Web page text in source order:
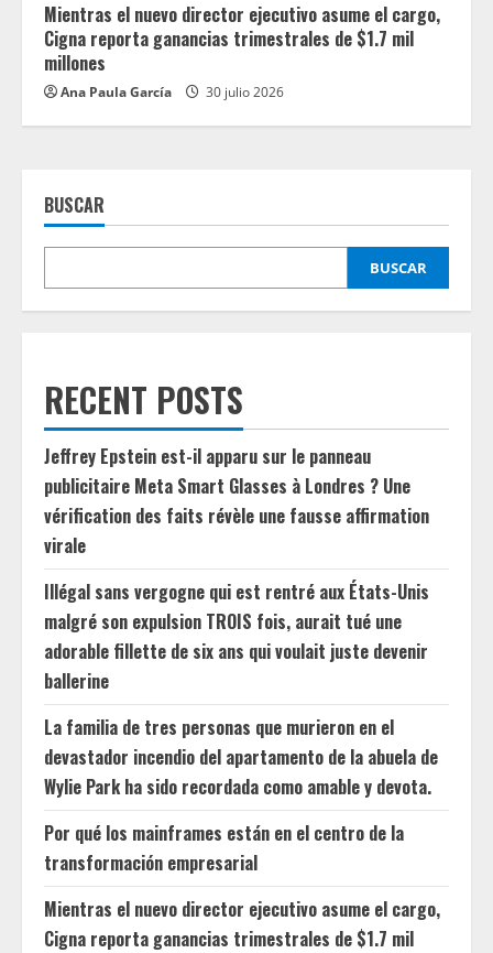
Mientras el nuevo director ejecutivo asume el cargo,
Cigna reporta ganancias trimestrales de $1.7 mil
millones
Ana Paula García 30 julio 2026
BUSCAR
BUSCAR
RECENT POSTS
Jeffrey Epstein est-il apparu sur le panneau
publicitaire Meta Smart Glasses à Londres ? Une
vérification des faits révèle une fausse affirmation
virale
Illégal sans vergogne qui est rentré aux États-Unis
malgré son expulsion TROIS fois, aurait tué une
adorable fillette de six ans qui voulait juste devenir
ballerine
La familia de tres personas que murieron en el
devastador incendio del apartamento de la abuela de
Wylie Park ha sido recordada como amable y devota.
Por qué los mainframes están en el centro de la
transformación empresarial
Mientras el nuevo director ejecutivo asume el cargo,
Cigna reporta ganancias trimestrales de $1.7 mil